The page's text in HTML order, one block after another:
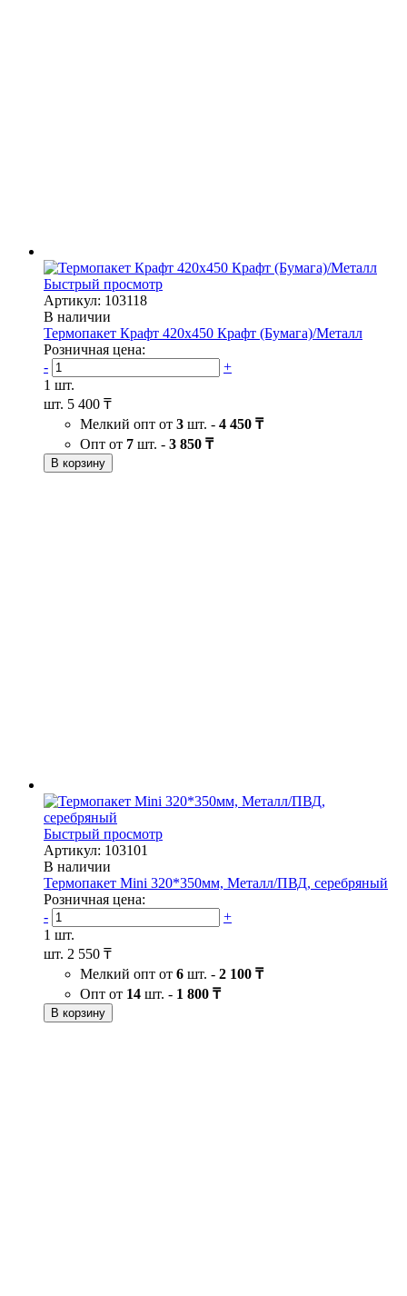
Быстрый просмотр
Артикул: 103118
В наличии
Термопакет Крафт 420х450 Крафт (Бумага)/Металл
Розничная цена:
-
+
1 шт.
шт. 5 400 ₸
Мелкий опт от 3 шт. - 4 450 ₸
Опт от 7 шт. - 3 850 ₸
В корзину
Быстрый просмотр
Артикул: 103101
В наличии
Термопакет Mini 320*350мм, Металл/ПВД, серебряный
Розничная цена:
-
+
1 шт.
шт. 2 550 ₸
Мелкий опт от 6 шт. - 2 100 ₸
Опт от 14 шт. - 1 800 ₸
В корзину